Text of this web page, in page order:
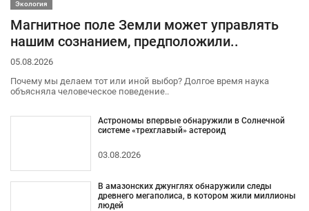
Экология
Магнитное поле Земли может управлять
нашим сознанием, предположили..
05.08.2026
Почему мы делаем тот или иной выбор? Долгое время наука
объясняла человеческое поведение..
Астрономы впервые обнаружили в Солнечной
системе «трехглавый» астероид
03.08.2026
В амазонских джунглях обнаружили следы
древнего мегаполиса, в котором жили миллионы
людей